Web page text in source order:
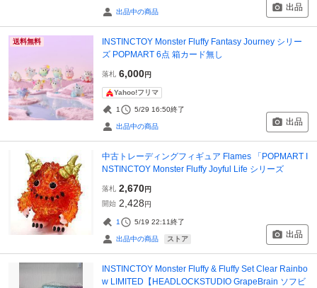
出品中の商品 出品
送料無料
INSTINCTOY Monster Fluffy Fantasy Journey シリー
ズ POPMART 6点 箱カード無し
落札 6,000円
Yahoo!フリマ
1 5/29 16:50終了
出品中の商品 出品
中古トレーディングフィギュア Flames 「POPMART I
NSTINCTOY Monster Fluffy Joyful Life シリーズ
落札 2,670円
開始 2,428円
1 5/19 22:11終了
出品中の商品 ストア 出品
INSTINCTOY Monster Fluffy & Fluffy Set Clear Rainbo
w LIMITED【HEADLOCKSTUDIO GrapeBrain ソフビ